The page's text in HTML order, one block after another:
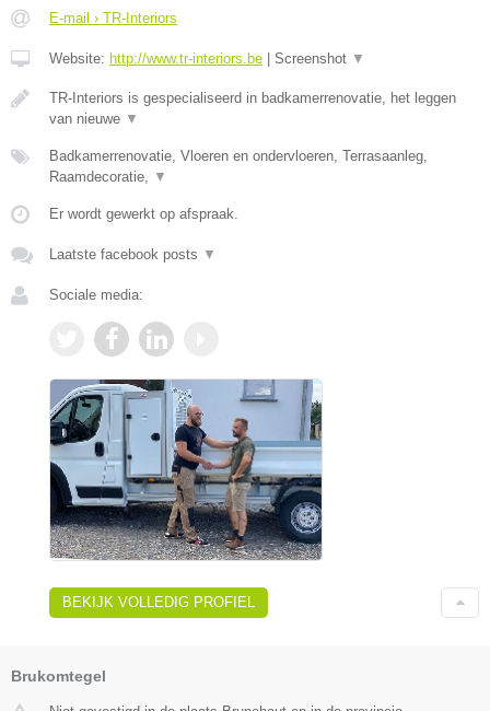
E-mail › TR-Interiors
Website: http://www.tr-interiors.be Screenshot ▼
TR-Interiors is gespecialiseerd in badkamerrenovatie, het leggen
van nieuwe ▼
Badkamerrenovatie, Vloeren en ondervloeren, Terrasaanleg,
Raamdecoratie, ▼
Er wordt gewerkt op afspraak.
Laatste facebook posts ▼
Sociale media:
BEKIJK VOLLEDIG PROFIEL
Brukomtegel